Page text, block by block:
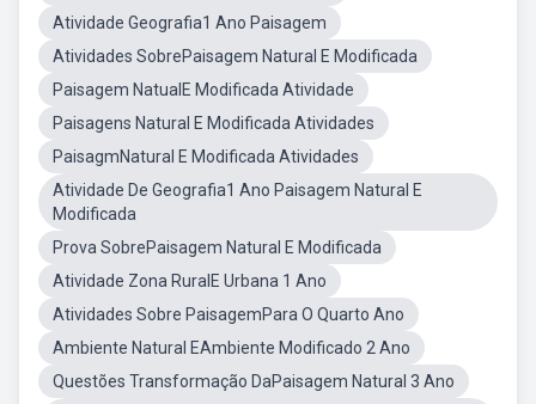
Atividade Geografia1 Ano Paisagem
Atividades SobrePaisagem Natural E Modificada
Paisagem NatualE Modificada Atividade
Paisagens Natural E Modificada Atividades
PaisagmNatural E Modificada Atividades
Atividade De Geografia1 Ano Paisagem Natural E
Modificada
Prova SobrePaisagem Natural E Modificada
Atividade Zona RuralE Urbana 1 Ano
Atividades Sobre PaisagemPara O Quarto Ano
Ambiente Natural EAmbiente Modificado 2 Ano
Questões Transformação DaPaisagem Natural 3 Ano